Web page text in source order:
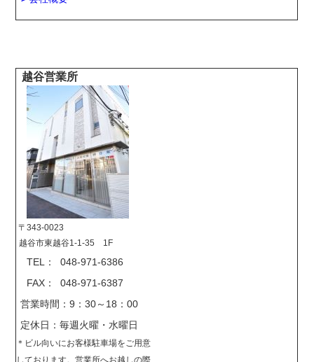
越谷営業所
〒343-0023
越谷市東越谷1-1-35 1F
TEL： 048-971-6386
FAX： 048-971-6387
営業時間：9：30～18：00
定休日：毎週火曜・水曜日
＊ ビル向いにお客様駐車場をご用意
しております。営業所へお越しの際